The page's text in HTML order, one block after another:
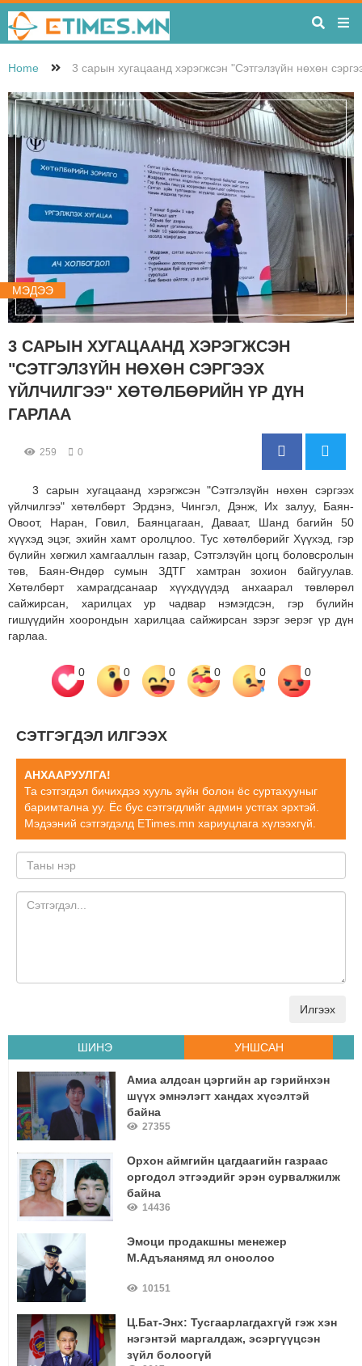
Home 3 сарын хугацаанд хэрэгжсэн "Сэтгэлзүйн нөхөн
МЭДЭЭ
3 САРЫН ХУГАЦААНД ХЭРЭГЖСЭН
"СЭТГЭЛЗҮЙН НӨХӨН СЭРГЭЭХ
ҮЙЛЧИЛГЭЭ" ХӨТӨЛБӨРИЙН ҮР ДҮН
ГАРЛАА
259 0
3 сарын хугацаанд хэрэгжсэн "Сэтгэлзүйн нөхөн сэргээх
үйлчилгээ" хөтөлбөрт Эрдэнэ, Чингэл, Дэнж, Их залуу, Баян-
Овоот, Наран, Говил, Баянцагаан, Даваат, Шанд багийн 50
хүүхэд эцэг, эхийн хамт оролцлоо. Тус хөтөлбөрийг Хүүхэд, гэр
бүлийн хөгжил хамгааллын газар, Сэтгэлзүйн цогц боловсролын
төв, Баян-Өндөр сумын ЗДТГ хамтран зохион байгуулав.
Хөтөлбөрт хамрагдсанаар хүүхдүүдэд анхаарал төвлөрөл
сайжирсан, харилцах ур чадвар нэмэгдсэн, гэр бүлийн
гишүүдийн хоорондын харилцаа сайжирсан зэрэг эерэг үр дүн
гарлаа.
0 0 0 0 0 0
СЭТГЭГДЭЛ ИЛГЭЭХ
АНХААРУУЛГА!
Та сэтгэгдэл бичихдээ хууль зүйн болон ёс суртахууныг
баримтална уу. Ёс бус сэтгэгдлийг админ устгах эрхтэй.
Мэдээний сэтгэгдэлд ETimes.mn хариуцлага хүлээхгүй.
Илгээх
ШИНЭ УНШСАН
Амиа алдсан цэргийн ар гэрийнхэн
шүүх эмнэлэгт хандах хүсэлтэй
байна
27355
Орхон аймгийн цагдаагийн газраас
оргодол этгээдийг эрэн сурвалжилж
байна
14436
Эмоци продакшны менежер
М.Адъяанямд ял оноолоо
10151
Ц.Бат-Энх: Тусгаарлагдахгүй гэж хэн
нэгэнтэй маргалдаж, эсэргүүцсэн
зүйл болоогүй